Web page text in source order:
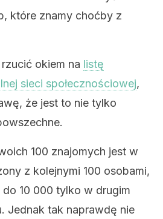
które znamy choćby z
okiem na listę
sieci społecznościowej,
że jest to nie tylko
100 znajomych jest w
z kolejnymi 100 osobami,
10 000 tylko w drugim
Jednak tak naprawdę nie